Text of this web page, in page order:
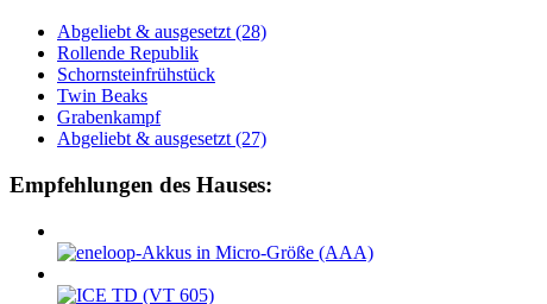
Ab­ge­liebt & aus­ge­setzt (28)
Rol­len­de Re­pu­blik
Schorn­stein­früh­stück
Twin Beaks
Gra­ben­kampf
Ab­ge­liebt & aus­ge­setzt (27)
Empfehlungen des Hauses: